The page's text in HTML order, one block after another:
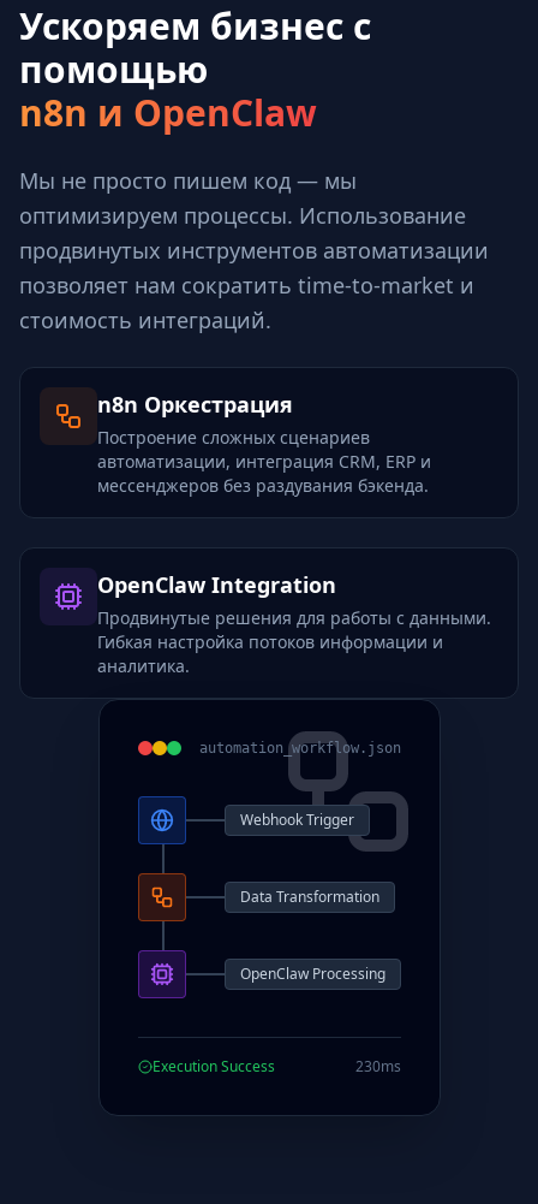
Ускоряем бизнес с
помощью
n8n и OpenClaw
Мы не просто пишем код — мы
оптимизируем процессы. Использование
продвинутых инструментов автоматизации
позволяет нам сократить time-to-market и
стоимость интеграций.
n8n Оркестрация
Построение сложных сценариев
автоматизации, интеграция CRM, ERP и
мессенджеров без раздувания бэкенда.
OpenClaw Integration
Продвинутые решения для работы с данными.
Гибкая настройка потоков информации и
аналитика.
automation_workflow.json
Webhook Trigger
Data Transformation
OpenClaw Processing
Execution Success 230ms